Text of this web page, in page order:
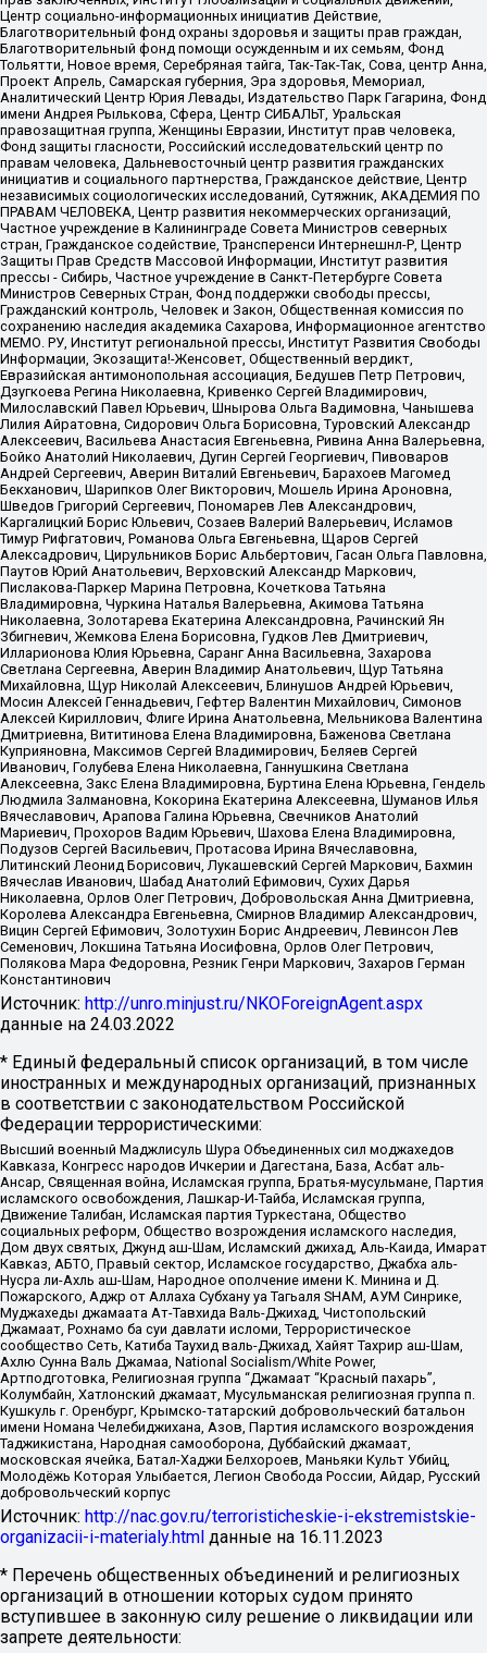
Центр социально-информационных инициатив Действие,
Благотворительный фонд охраны здоровья и защиты прав граждан,
Благотворительный фонд помощи осужденным и их семьям, Фонд
Тольятти, Новое время, Серебряная тайга, Так-Так-Так, Сова, центр Анна,
Проект Апрель, Самарская губерния, Эра здоровья, Мемориал,
Аналитический Центр Юрия Левады, Издательство Парк Гагарина, Фонд
имени Андрея Рылькова, Сфера, Центр СИБАЛЬТ, Уральская
правозащитная группа, Женщины Евразии, Институт прав человека,
Фонд защиты гласности, Российский исследовательский центр по
правам человека, Дальневосточный центр развития гражданских
инициатив и социального партнерства, Гражданское действие, Центр
независимых социологических исследований, Сутяжник, АКАДЕМИЯ ПО
ПРАВАМ ЧЕЛОВЕКА, Центр развития некоммерческих организаций,
Частное учреждение в Калининграде Совета Министров северных
стран, Гражданское содействие, Трансперенси Интернешнл-Р, Центр
Защиты Прав Средств Массовой Информации, Институт развития
прессы - Сибирь, Частное учреждение в Санкт-Петербурге Совета
Министров Северных Стран, Фонд поддержки свободы прессы,
Гражданский контроль, Человек и Закон, Общественная комиссия по
сохранению наследия академика Сахарова, Информационное агентство
МЕМО. РУ, Институт региональной прессы, Институт Развития Свободы
Информации, Экозащита!-Женсовет, Общественный вердикт,
Евразийская антимонопольная ассоциация, Бедушев Петр Петрович,
Дзугкоева Регина Николаевна, Кривенко Сергей Владимирович,
Милославский Павел Юрьевич, Шнырова Ольга Вадимовна, Чанышева
Лилия Айратовна, Сидорович Ольга Борисовна, Туровский Александр
Алексеевич, Васильева Анастасия Евгеньевна, Ривина Анна Валерьевна,
Бойко Анатолий Николаевич, Дугин Сергей Георгиевич, Пивоваров
Андрей Сергеевич, Аверин Виталий Евгеньевич, Барахоев Магомед
Бекханович, Шарипков Олег Викторович, Мошель Ирина Ароновна,
Шведов Григорий Сергеевич, Пономарев Лев Александрович,
Каргалицкий Борис Юльевич, Созаев Валерий Валерьевич, Исламов
Тимур Рифгатович, Романова Ольга Евгеньевна, Щаров Сергей
Алексадрович, Цирульников Борис Альбертович, Гасан Ольга Павловна,
Паутов Юрий Анатольевич, Верховский Александр Маркович,
Пислакова-Паркер Марина Петровна, Кочеткова Татьяна
Владимировна, Чуркина Наталья Валерьевна, Акимова Татьяна
Николаевна, Золотарева Екатерина Александровна, Рачинский Ян
Збигневич, Жемкова Елена Борисовна, Гудков Лев Дмитриевич,
Илларионова Юлия Юрьевна, Саранг Анна Васильевна, Захарова
Светлана Сергеевна, Аверин Владимир Анатольевич, Щур Татьяна
Михайловна, Щур Николай Алексеевич, Блинушов Андрей Юрьевич,
Мосин Алексей Геннадьевич, Гефтер Валентин Михайлович, Симонов
Алексей Кириллович, Флиге Ирина Анатольевна, Мельникова Валентина
Дмитриевна, Вититинова Елена Владимировна, Баженова Светлана
Куприяновна, Максимов Сергей Владимирович, Беляев Сергей
Иванович, Голубева Елена Николаевна, Ганнушкина Светлана
Алексеевна, Закс Елена Владимировна, Буртина Елена Юрьевна, Гендель
Людмила Залмановна, Кокорина Екатерина Алексеевна, Шуманов Илья
Вячеславович, Арапова Галина Юрьевна, Свечников Анатолий
Мариевич, Прохоров Вадим Юрьевич, Шахова Елена Владимировна,
Подузов Сергей Васильевич, Протасова Ирина Вячеславовна,
Литинский Леонид Борисович, Лукашевский Сергей Маркович, Бахмин
Вячеслав Иванович, Шабад Анатолий Ефимович, Сухих Дарья
Николаевна, Орлов Олег Петрович, Добровольская Анна Дмитриевна,
Королева Александра Евгеньевна, Смирнов Владимир Александрович,
Вицин Сергей Ефимович, Золотухин Борис Андреевич, Левинсон Лев
Семенович, Локшина Татьяна Иосифовна, Орлов Олег Петрович,
Полякова Мара Федоровна, Резник Генри Маркович, Захаров Герман
Константинович
Источник: http://unro.minjust.ru/NKOForeignAgent.aspx
данные на 24.03.2022
* Единый федеральный список организаций, в том числе
иностранных и международных организаций, признанных
в соответствии с законодательством Российской
Федерации террористическими:
Высший военный Маджлисуль Шура Объединенных сил моджахедов
Кавказа, Конгресс народов Ичкерии и Дагестана, База, Асбат аль-
Ансар, Священная война, Исламская группа, Братья-мусульмане, Партия
исламского освобождения, Лашкар-И-Тайба, Исламская группа,
Движение Талибан, Исламская партия Туркестана, Общество
социальных реформ, Общество возрождения исламского наследия,
Дом двух святых, Джунд аш-Шам, Исламский джихад, Аль-Каида, Имарат
Кавказ, АБТО, Правый сектор, Исламское государство, Джабха аль-
Нусра ли-Ахль аш-Шам, Народное ополчение имени К. Минина и Д.
Пожарского, Аджр от Аллаха Субхану уа Тагьаля SHAM, АУМ Синрике,
Муджахеды джамаата Ат-Тавхида Валь-Джихад, Чистопольский
Джамаат, Рохнамо ба суи давлати исломи, Террористическое
сообщество Сеть, Катиба Таухид валь-Джихад, Хайят Тахрир аш-Шам,
Ахлю Сунна Валь Джамаа, National Socialism/White Power,
Артподготовка, Религиозная группа “Джамаат “Красный пахарь”,
Колумбайн, Хатлонский джамаат, Мусульманская религиозная группа п.
Кушкуль г. Оренбург, Крымско-татарский добровольческий батальон
имени Номана Челебиджихана, Азов, Партия исламского возрождения
Таджикистана, Народная самооборона, Дуббайский джамаат,
московская ячейка, Батал-Хаджи Белхороев, Маньяки Культ Убийц,
Молодёжь Которая Улыбается, Легион Свобода России, Айдар, Русский
добровольческий корпус
Источник: http://nac.gov.ru/terroristicheskie-i-ekstremistskie-
organizacii-i-materialy.html данные на 16.11.2023
* Перечень общественных объединений и религиозных
организаций в отношении которых судом принято
вступившее в законную силу решение о ликвидации или
запрете деятельности: